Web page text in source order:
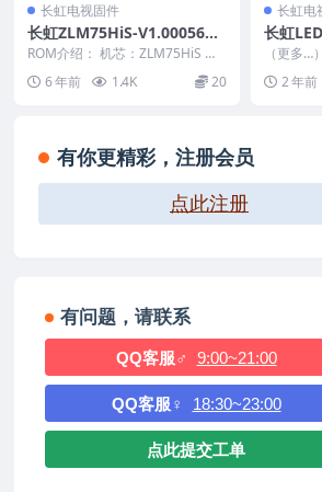
长虹电视固件
长虹ZLM75HiS-V1.00056版
本USB整机软件刷机固件下载
ROM介绍： 机芯：ZLM75HiS 固
件版本：V1.00056 适用机型：请
以...6 年前 1.4K 20
长虹电
长虹
刷机固件
（更多…）
2 年前
有你更精彩，注册会员
点此注册
有问题，请联系
QQ客服♂ 9:00~21:00
QQ客服♀ 18:30~23:00
点此提交工单